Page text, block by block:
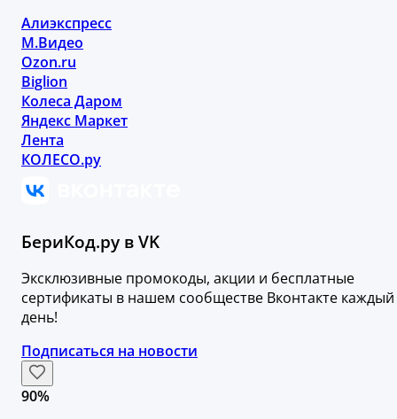
Алиэкспресс
М.Видео
Ozon.ru
Biglion
Колеса Даром
Яндекс Маркет
Лента
КОЛЕСО.ру
БериКод.ру в VK
Эксклюзивные промокоды, акции и бесплатные
сертификаты в нашем сообществе Вконтакте каждый
день!
Подписаться на новости
90%